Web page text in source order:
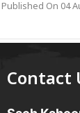
Published On 04
Contact